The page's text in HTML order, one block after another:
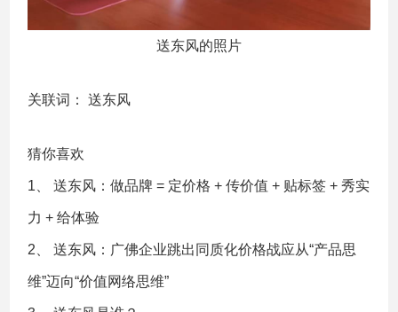
送东风的照片
关联词： 送东风
猜你喜欢
1、 送东风：做品牌 = 定价格 + 传价值 + 贴标签 + 秀实
力 + 给体验
2、 送东风：广佛企业跳出同质化价格战应从“产品思
维”迈向“价值网络思维”